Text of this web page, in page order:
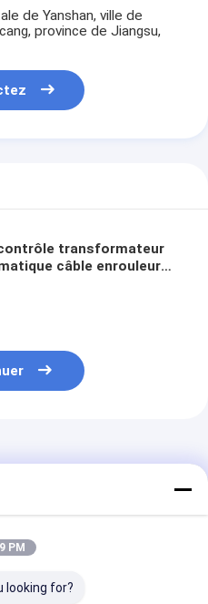
de Yanshan, ville de
province de Jiangsu,
transformateur
câble enrouleur
PM
looking for?